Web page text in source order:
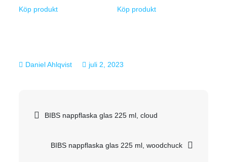
Köp produkt Köp produkt
juli 2, 2023
Inläggsnavigering
BIBS nappflaska glas 225 ml, cloud
BIBS nappflaska glas 225 ml, woodchuck